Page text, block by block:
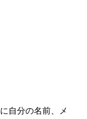
自分の名前、メ